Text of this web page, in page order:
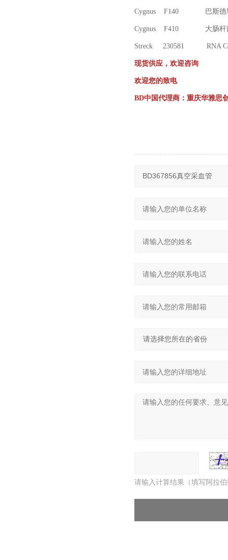
Cygnus F140 巴
Cygnus F410
Streck 230581 RNA
现货供应，欢迎咨询
欢迎您的致电
BD中国代理商：重庆华雅思
请输入计算结果（填写阿拉